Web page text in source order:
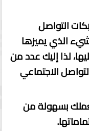
التواصل
الذي يميزها
لذا إليك عدد من
الاجتماعي
بسهولة من